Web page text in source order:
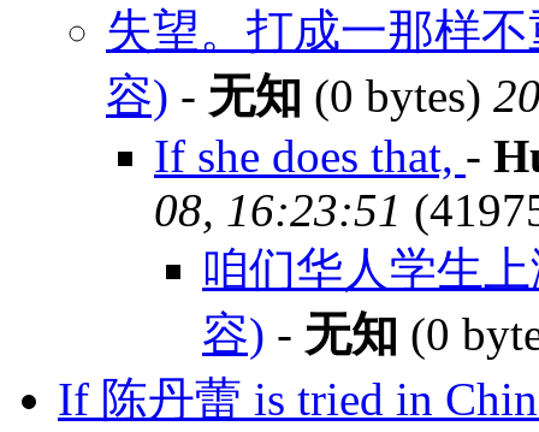
失望。打成一那样
容) - 无知 (0 bytes)
If she does that, -
08, 16:23:51
咱们华人学生
容) - 无知 (0
If 陈丹蕾 is tried in